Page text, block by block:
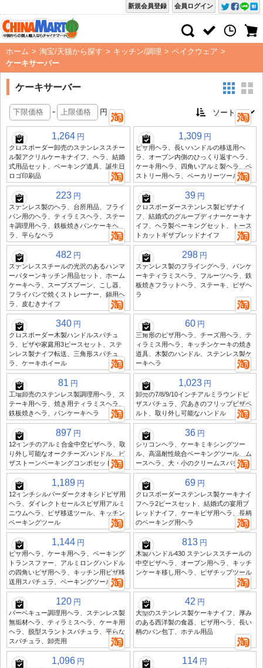
会員ログイン
新規会員登録
ホーム > 淘宝/天猫から探す > キッチン/調理 > ベイクウェア >
ケーキサーバー
ケーキサーバー
- 円
1,264 円
クロスボーダー卸売のステンレススチー
ル製アクリルケーキナイフ、ヘラ、結婚
式用品セット、ベーキング道具、誕生日
ロゴ印刷品
1,309 円
ピザ用ヘラ、長いハンドルの移送用ヘ
ラ、オーブン内側のひっくり返すヘラ、
ケーキ用ヘラ、四角いアルミ製ヘラ、ペ
ストリー用ヘラ、ベーカリーツール
223 円
ステンレス製のヘラ、台所用品、フライ
パン用のヘラ、ティラミスヘラ、ステー
キ調理用ヘラ、鉄板焼きパンケーキヘ
ラ、平らなヘラ
39 円
クロスボーダーステンレス製ピザナイ
フ、結婚式のグループディナーケーキナ
イフ、ヘラ製ベーキングセット、トース
トカットギザブレッドナイフ
482 円
ステンレススチールの光沢のあるハンマ
ーパターンキッチン用品セット、ホーム
ケーキヘラ、スープスプーン、こし器、
フライパンで焼くストレーナー、鍋用ヘ
ラ、皮むきナイフ
298 円
ステンレス製のフライングヘラ、パンケ
ーキティラミスヘラ、フルーツヘラ、鉄
板焼きフラットヘラ、ステーキ、ピザヘ
ラ
340 円
クロスボーダー木製ハンドルスパチュ
ラ、ピザや家庭用3ピースセット、ステ
ンレス製ナイフ転送、三角形スパチュ
ラ、ケーキホイール
60 円
三角形のピザ用ヘラ、チーズ用ヘラ、テ
ィラミス用ヘラ、キッチンケーキの焼き
道具、木製のハンドル、ステンレス製ケ
ーキヘラ
81 円
工場卸売のステンレス製調理用ヘラ、ス
テーキ用ヘラ、焼き用ティラミスヘラ、
鉄板焼きヘラ、パンケーキヘラ
1,023 円
卸売の7/8/9/10インチアルミラウンドピ
ザスパチュラ、穴あきのフリップピザベ
ルト、取り外し可能なハンドル
897 円
12インチのアルミ合金中空ピザヘラ、取
り外し可能なオークチーズハンドル、ピ
ザストーンベーキングコンボセット付き
36 円
シリコンヘラ、ケーキミキシングツー
ル、高温耐性統合ベーキングツール、ム
ースヘラ、大・小のクリームスパチュラ
1,189 円
12インチシルバーダークオキシドピザ用
ヘラ、ダイレクトセールスピザ用アルミ
ニウムヘラ、ピザ移送ツール、キッチン
ベーキングツール
69 円
クロスボーダーステンレス製ケーキナイ
フヘラ2ピースセット、結婚式の宴用ブ
レッドナイフ、ケーキピザ用ヘラ、長柄
のベーキング用ヘラ
1,144 円
ピザ用ヘラ、ケーキ用ヘラ、ベーキング
トランスファー、アルミロングハンドル
の四角いピザ用ヘラ、キッチン用ピザ移
送用スパチュラ、ベーキングツール
813 円
木製ハンドル430 ステンレススチールの
中空ピザヘラ、オーブン用ヘラ、キッチ
ンケーキ移し用ヘラ、ピザチップツール
120 円
バーベキュー調理用ヘラ、ステンレス製
無垢材ヘラ、ティラミスヘラ、ケーキ用
ヘラ、脱型スラントスパチュラ、平らな
スパチュラ、卸売用
42 円
大型のステンレス製ケーキナイフ、厚み
のある西洋製の食器、ピザ用ヘラ、長い
柄のパン包丁、ホテル用品
1,096 円 114 円